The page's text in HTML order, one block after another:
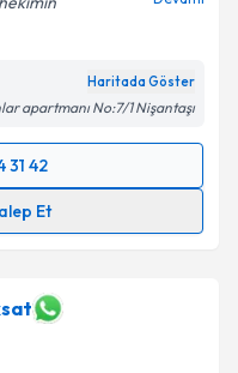
Haritada Göster
apartmanı No:7/1 Nişantaşı
31 42
Et
e-posta ile